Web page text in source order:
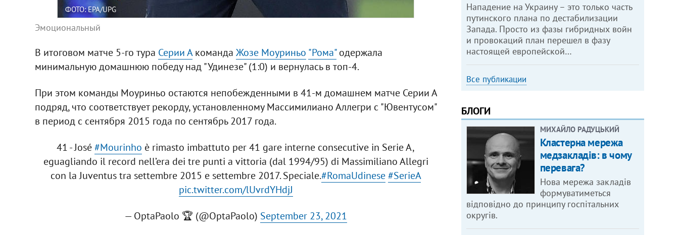
ФОТО: EPA/UPG
Эмоциональный
В итоговом матче 5-го тура Серии Акоманда Жозе Моуриньо "Рома"одержала
минимальную домашнюю победу над "Удинезе" (1:0) и вернулась в топ-4.
При этом команды Моуриньо остаются непобежденными в 41-м домашнем матче Серии А
подряд, что соответствует рекорду, установленному Массимилиано Аллегри с "Ювентусом"
в период с сентября 2015 года по сентябрь 2017 года.
41 - José#Mourinho è rimasto imbattuto per 41 gare interne consecutive in Serie A,
eguagliando il record nell’era dei tre punti a vittoria (dal 1994/95) di Massimiliano Allegri
con la Juventus tra settembre 2015 e settembre 2017. Speciale.#RomaUdinese #SerieA
pic.twitter.com/lUvrdYHdjJ
— OptaPaolo 🏆 (@OptaPaolo) September 23, 2021
Нападение на Украину – это только часть
путинского плана по дестабилизации
Запада. Просто из фазы гибридных войн
и провокаций план перешел в фазу
настоящей европейской…
Все публикации
БЛОГИ
МИХАЙЛО РАДУЦЬКИЙ
Кластерна мережа
медзакладів: в чому
перевага?
Нова мережа закладів
формуватиметься
відповідно до принципу госпітальних
округів.